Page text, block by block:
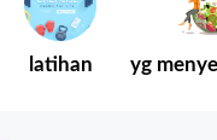
latihan yg